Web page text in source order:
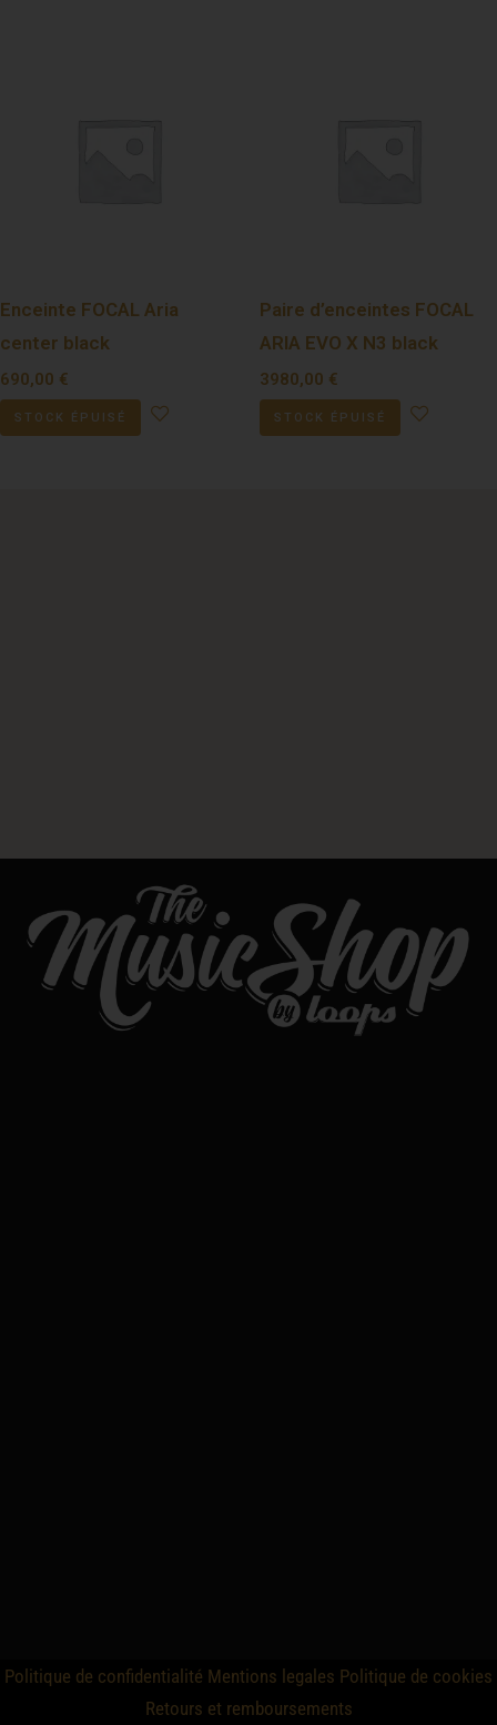
Enceinte FOCAL Aria
center black
690,00 €
STOCK ÉPUISÉ
Paire d’enceintes FOCAL
ARIA EVO X N3 black
3980,00 €
STOCK ÉPUISÉ
Politique de confidentialité Mentions legales Politique de cookies
Retours et remboursements